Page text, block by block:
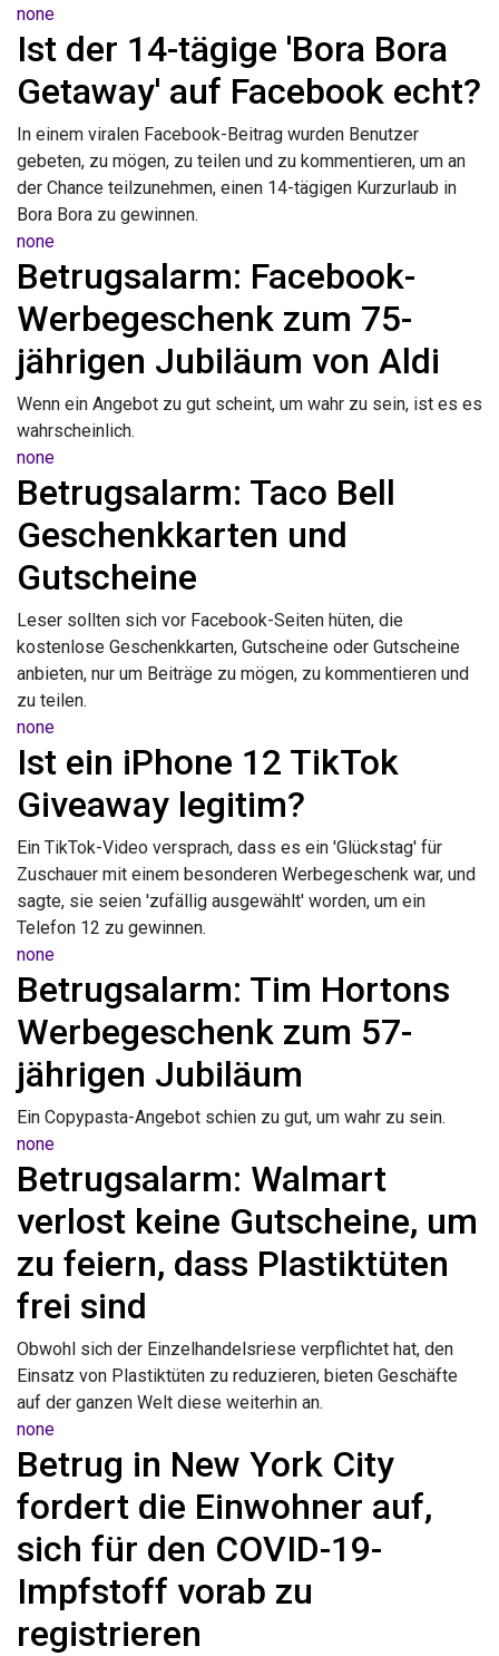
none
Ist der 14-tägige 'Bora Bora
Getaway' auf Facebook echt?
In einem viralen Facebook-Beitrag wurden Benutzer
gebeten, zu mögen, zu teilen und zu kommentieren, um an
der Chance teilzunehmen, einen 14-tägigen Kurzurlaub in
Bora Bora zu gewinnen.
none
Betrugsalarm: Facebook-
Werbegeschenk zum 75-
jährigen Jubiläum von Aldi
Wenn ein Angebot zu gut scheint, um wahr zu sein, ist es es
wahrscheinlich.
none
Betrugsalarm: Taco Bell
Geschenkkarten und
Gutscheine
Leser sollten sich vor Facebook-Seiten hüten, die
kostenlose Geschenkkarten, Gutscheine oder Gutscheine
anbieten, nur um Beiträge zu mögen, zu kommentieren und
zu teilen.
none
Ist ein iPhone 12 TikTok
Giveaway legitim?
Ein TikTok-Video versprach, dass es ein 'Glückstag' für
Zuschauer mit einem besonderen Werbegeschenk war, und
sagte, sie seien 'zufällig ausgewählt' worden, um ein
Telefon 12 zu gewinnen.
none
Betrugsalarm: Tim Hortons
Werbegeschenk zum 57-
jährigen Jubiläum
Ein Copypasta-Angebot schien zu gut, um wahr zu sein.
none
Betrugsalarm: Walmart
verlost keine Gutscheine, um
zu feiern, dass Plastiktüten
frei sind
Obwohl sich der Einzelhandelsriese verpflichtet hat, den
Einsatz von Plastiktüten zu reduzieren, bieten Geschäfte
auf der ganzen Welt diese weiterhin an.
none
Betrug in New York City
fordert die Einwohner auf,
sich für den COVID-19-
Impfstoff vorab zu
registrieren